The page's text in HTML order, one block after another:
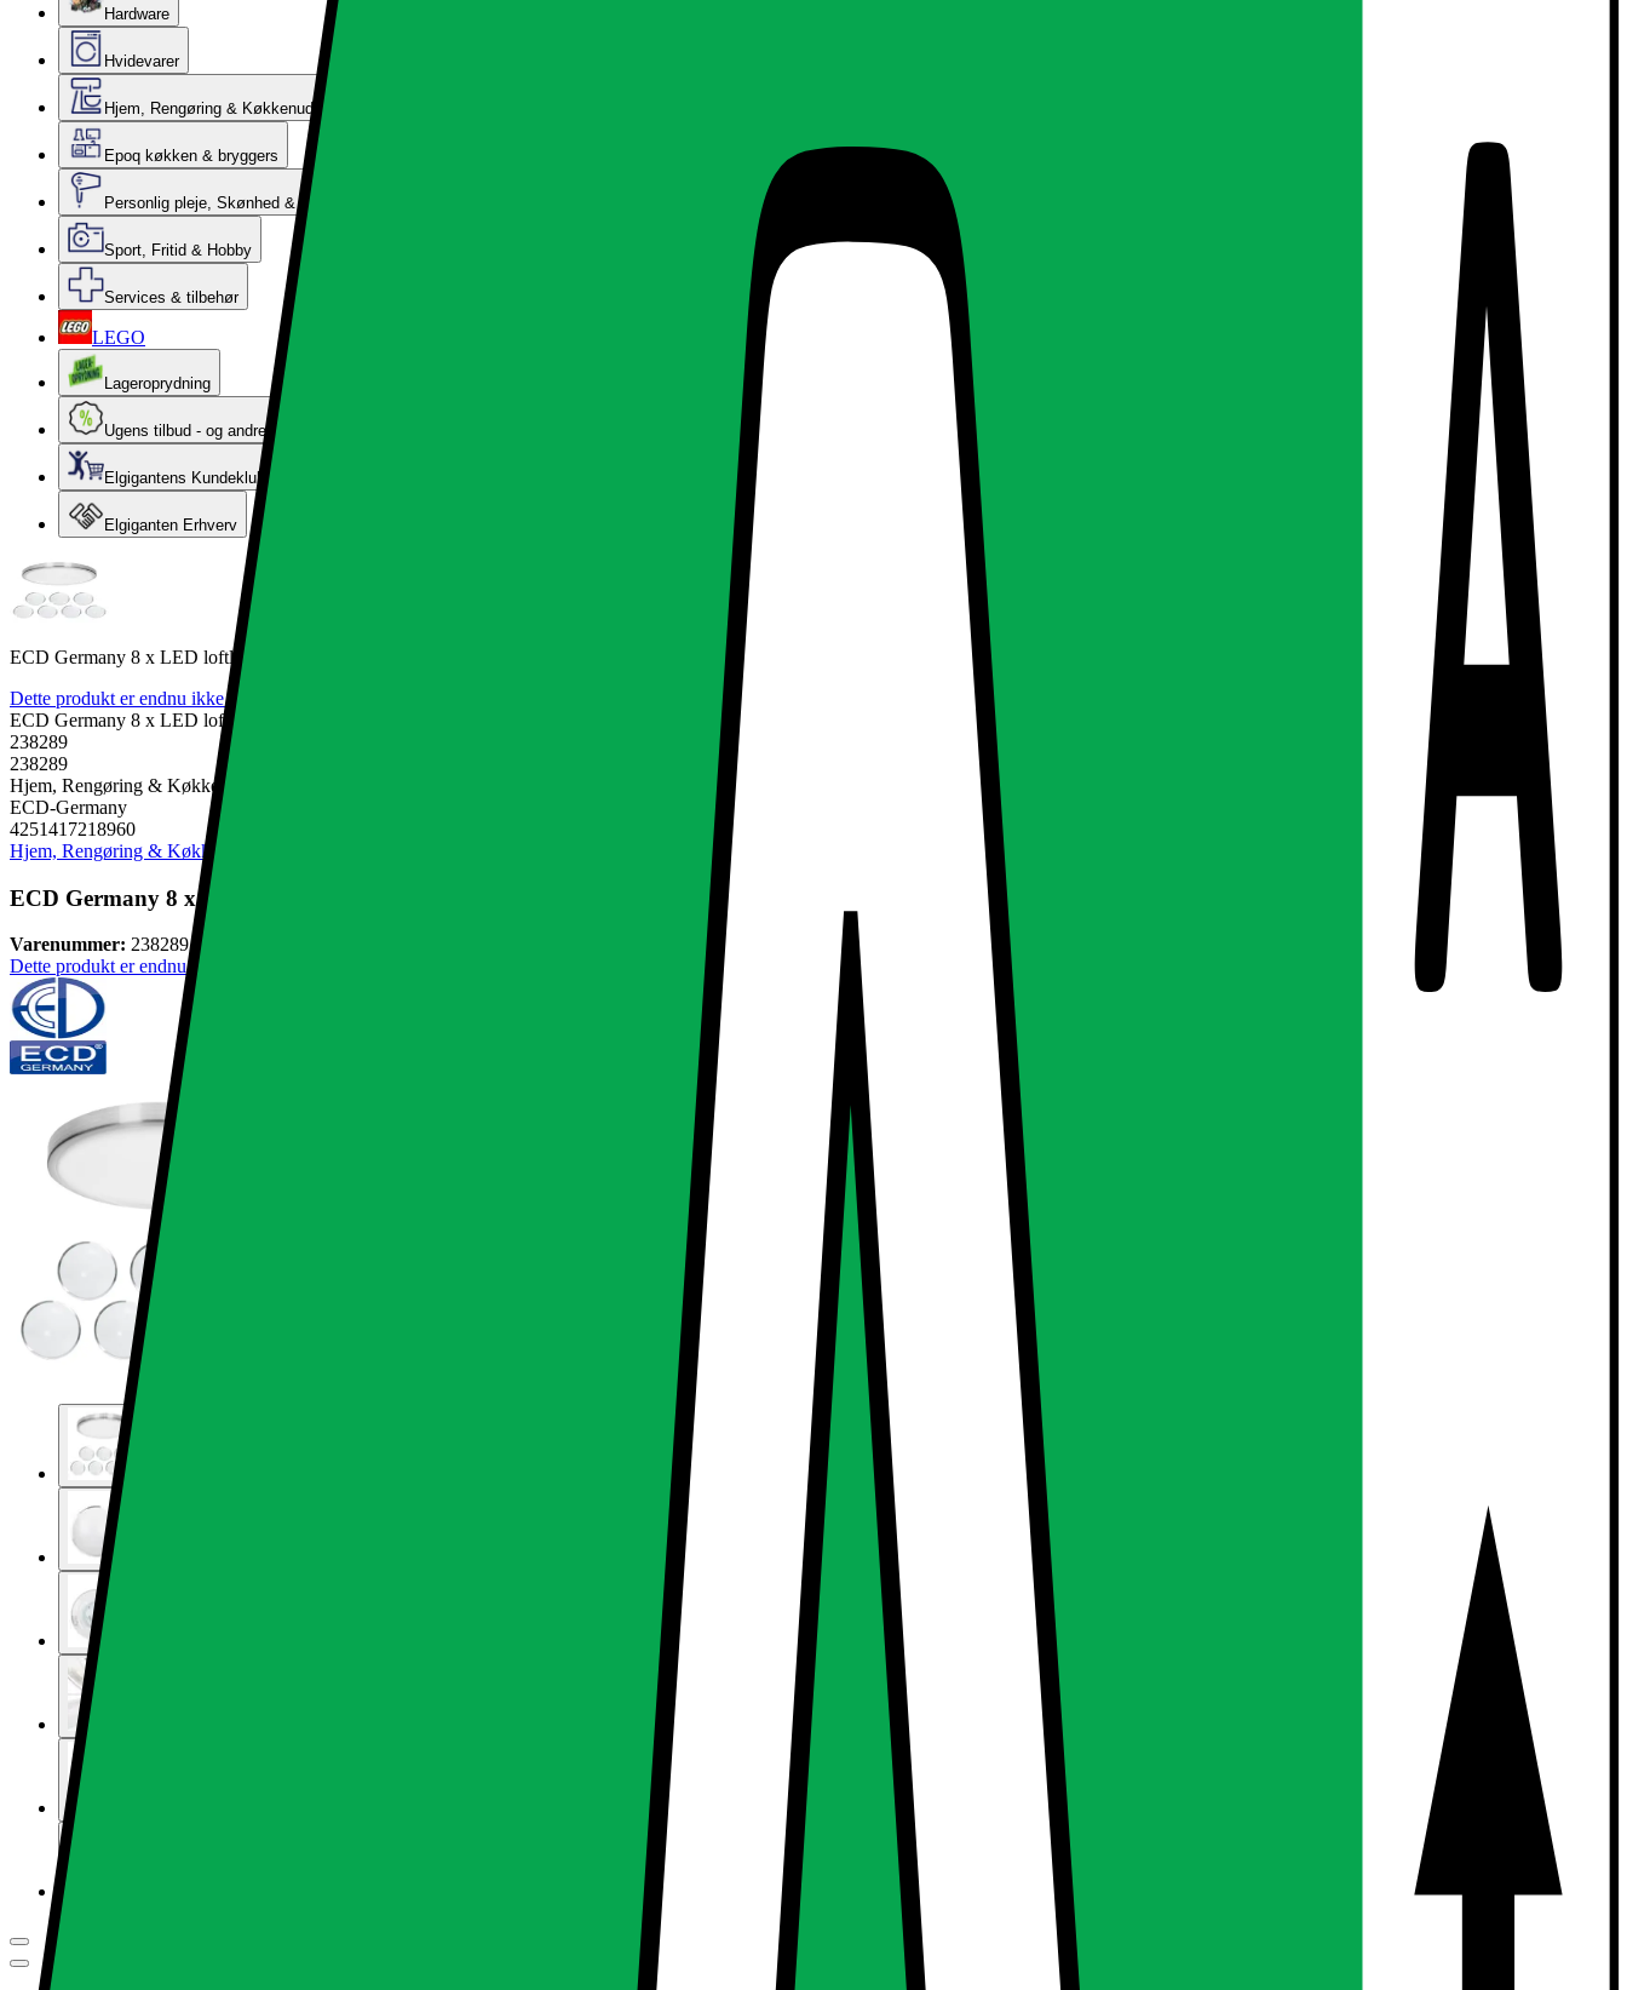
Hardware
Hvidevarer
Hjem, Rengøring & Køkkenudstyr
Epoq køkken & bryggers
Personlig pleje, Skønhed & Velvære
Sport, Fritid & Hobby
Services & tilbehør
LEGO
Lageroprydning
Ugens tilbud - og andre gode priser
Elgigantens Kundeklub
Elgiganten Erhverv
ECD Germany 8 x LED loftlampe 12W Ø 30 cm rund 725 lumen 220-240V aluminium mat
Dette produkt er endnu ikke blevet bedømt.
ECD Germany 8 x LED loftlampe 12W Ø 30 cm rund 725 lumen 220-240V aluminium mat
238289
238289
Hjem, Rengøring & Køkkenudstyr, El & belysning, Lamper & belysning, Udendørsbelysning
ECD-Germany
4251417218960
Hjem, Rengøring & Køkkenudstyr
ECD Germany 8 x LED loftlampe 12W Ø 30 cm rund 725 lumen 220-240V aluminium mat
Varenummer: 238289
Dette produkt er endnu ikke blevet bedømt.